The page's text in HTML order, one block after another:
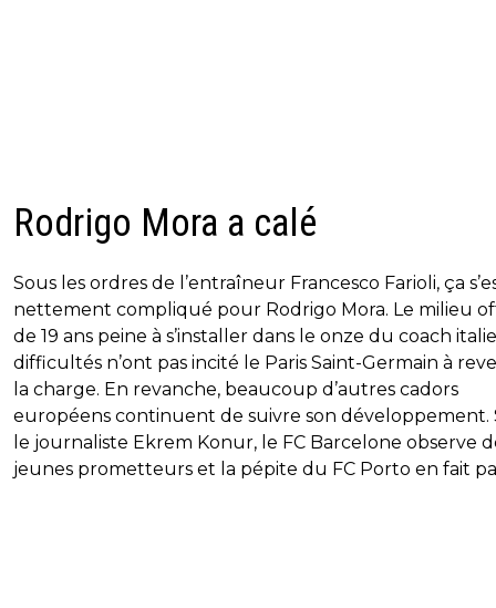
Rodrigo Mora a calé
Sous les ordres de l’entraîneur Francesco Farioli, ça
nettement compliqué pour Rodrigo Mora. Le milieu
de 19 ans peine à s’installer dans le onze du coach
difficultés n’ont pas incité le Paris Saint-Germain à
la charge. En revanche, beaucoup d’autres cadors
européens continuent de suivre son développement.
le journaliste Ekrem Konur, le FC Barcelone observe
jeunes prometteurs et la pépite du FC Porto en fait